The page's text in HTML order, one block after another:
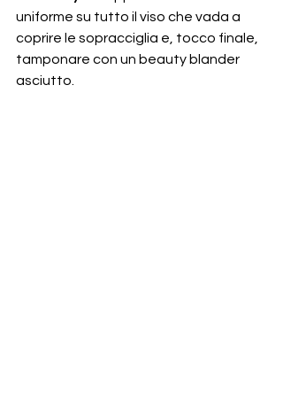
uniforme su tutto il viso che vada a
coprire le sopracciglia e, tocco finale,
tamponare con un beauty blander
asciutto.